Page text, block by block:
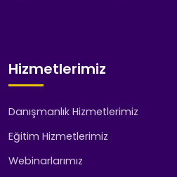
Hizmetlerimiz
Danışmanlık Hizmetlerimiz
Eğitim Hizmetlerimiz
Webinarlarımız